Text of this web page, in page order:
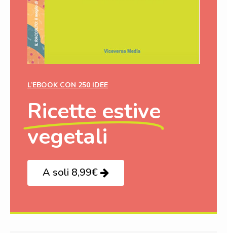
L’EBOOK CON 250 IDEE
Ricette estive
vegetali
A soli 8,99€